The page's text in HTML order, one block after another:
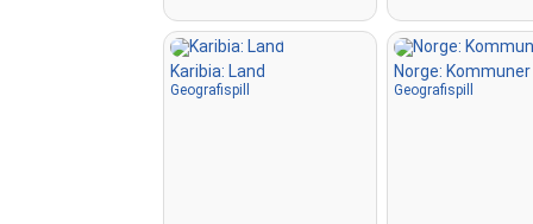
Karibia: Land
Geografispill
Norge: Kommuner
Geografispill